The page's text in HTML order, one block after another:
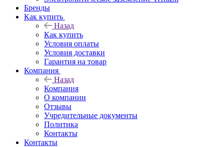
Бренды
Как купить
Назад
Как купить
Условия оплаты
Условия доставки
Гарантия на товар
Компания
Назад
Компания
О компании
Отзывы
Учредительные документы
Политика
Контакты
Контакты